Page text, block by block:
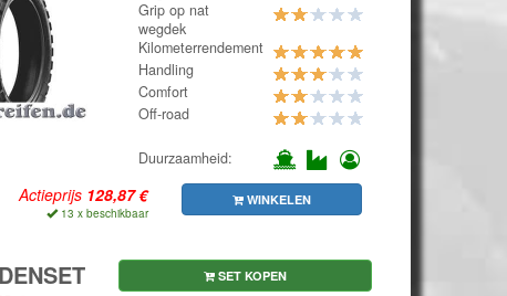
Grip op nat
wegdek
Kilometerrendement
Handling
Comfort
Off-road
Duurzaamheid:
Actieprijs
13 x beschikbaar
WINKELEN
SET KOPEN